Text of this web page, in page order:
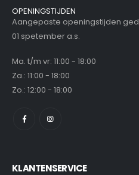
OPENINGSTIJDEN
Aangepaste openingstijden
01 spetember a.s.
Ma. t/m vr: 11:00 - 18:00
Za.: 11:00 - 18:00
Zo.: 12:00 - 18:00
KLANTENSERVICE